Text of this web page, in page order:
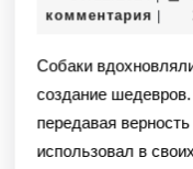
комментария |
Собаки вдохновляли многих великих художников на
создание
передавая
использовал в